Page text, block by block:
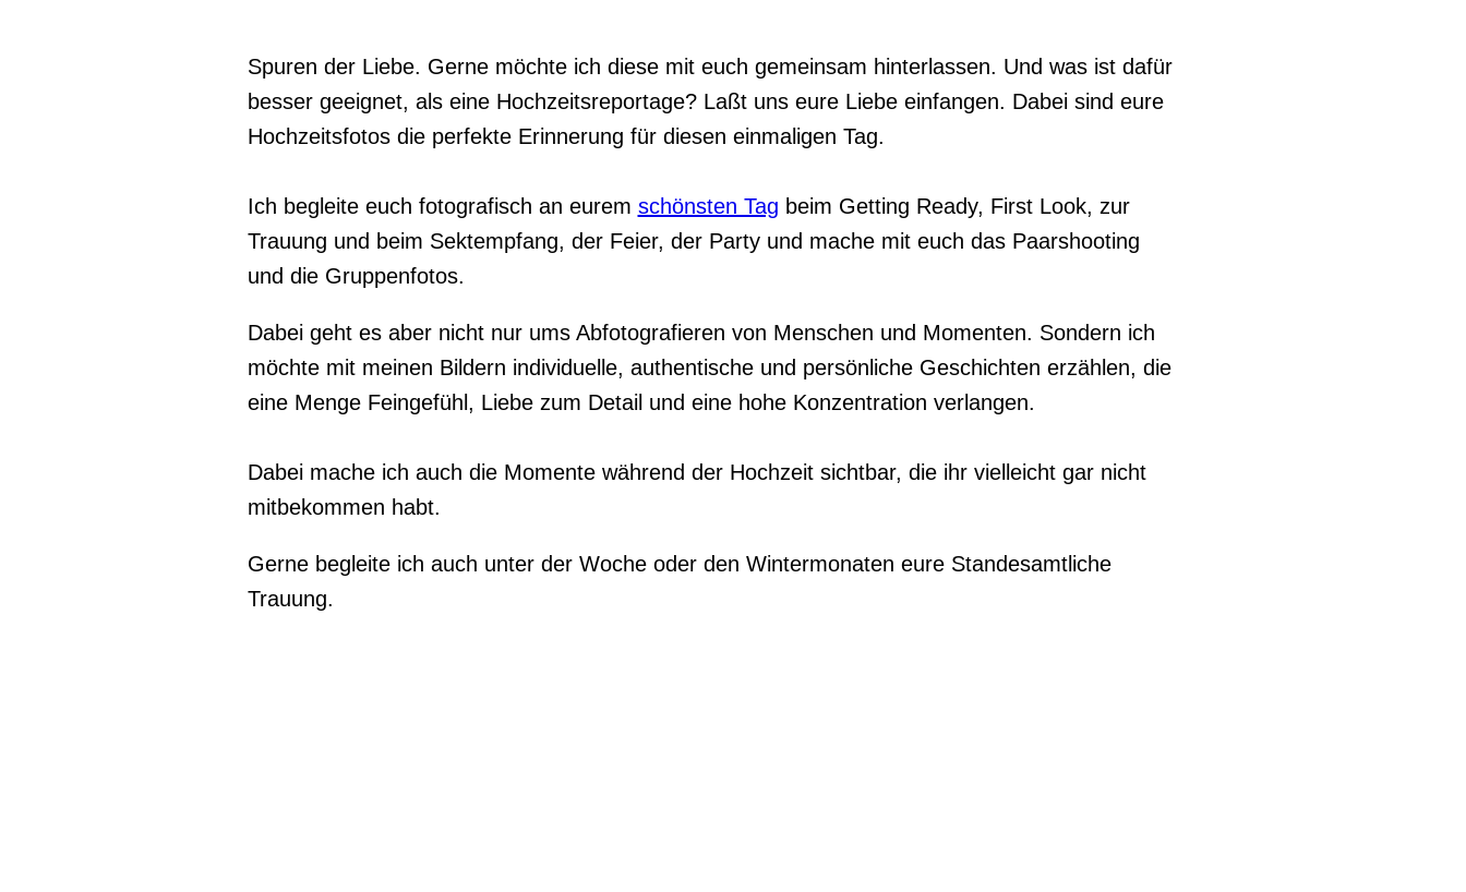
Spuren der Liebe. Gerne möchte ich diese mit euch gemeinsam hinterlassen. Und was ist dafür
besser geeignet, als eine Hochzeitsreportage? Laßt uns eure Liebe einfangen. Dabei sind eure
Hochzeitsfotos die perfekte Erinnerung für diesen einmaligen Tag.
Ich begleite euch fotografisch an eurem schönsten Tag beim Getting Ready, First Look, zur
Trauung und beim Sektempfang, der Feier, der Party und mache mit euch das Paarshooting
und die Gruppenfotos.
Dabei geht es aber nicht nur ums Abfotografieren von Menschen und Momenten. Sondern ich
möchte mit meinen Bildern individuelle, authentische und persönliche Geschichten erzählen, die
eine Menge Feingefühl, Liebe zum Detail und eine hohe Konzentration verlangen.
Dabei mache ich auch die Momente während der Hochzeit sichtbar, die ihr vielleicht gar nicht
mitbekommen habt.
Gerne begleite ich auch unter der Woche oder den Wintermonaten eure Standesamtliche
Trauung.